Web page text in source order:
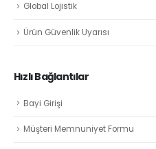
Global Lojistik
Ürün Güvenlik Uyarısı
Hızlı Bağlantılar
Bayi Girişi
Müşteri Memnuniyet Formu